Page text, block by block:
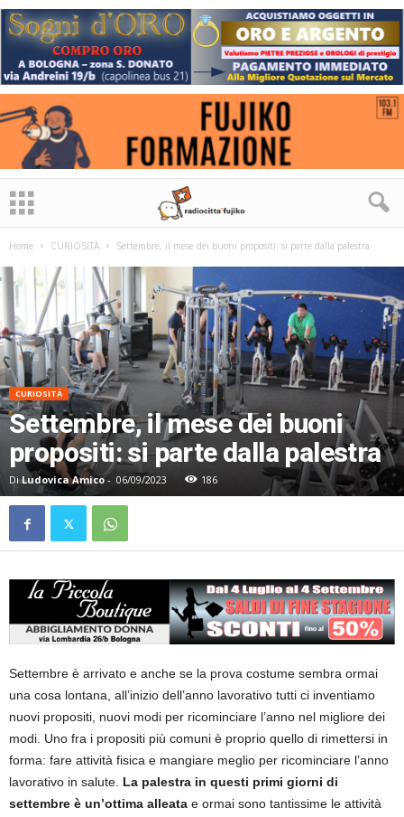
Home CURIOSITÀ Settembre, il mese dei buoni propositi: si parte dalla palestra
CURIOSITÀ
Settembre, il mese dei buoni
propositi: si parte dalla palestra
Di Ludovica Amico- 06/09/2023 186
Settembre è arrivato e anche se la prova costume sembra ormai
una cosa lontana, all’inizio dell’anno lavorativo tutti ci inventiamo
nuovi propositi, nuovi modi per ricominciare l’anno nel migliore dei
modi. Uno fra i propositi più comuni è proprio quello di rimettersi in
forma: fare attività fisica e mangiare meglio per ricominciare l’anno
lavorativo in salute. La palestra in questi primi giorni di
settembre è un’ottima alleata e ormai sono tantissime le attività